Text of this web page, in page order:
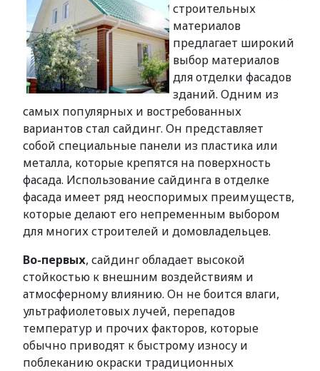
строительных
материалов
предлагает широкий
выбор материалов
для отделки фасадов
зданий. Одним из
самых популярных и востребованных
вариантов стал сайдинг. Он представляет
собой специальные панели из пластика или
металла, которые крепятся на поверхность
фасада. Использование сайдинга в отделке
фасада имеет ряд неоспоримых преимуществ,
которые делают его непременным выбором
для многих строителей и домовладельцев.
Во-первых, сайдинг обладает высокой
стойкостью к внешним воздействиям и
атмосферному влиянию. Он не боится влаги,
ультрафиолетовых лучей, перепадов
температур и прочих факторов, которые
обычно приводят к быстрому износу и
поблеканию окраски традиционных